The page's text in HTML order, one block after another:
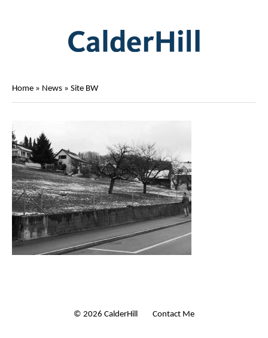
Home » News » Site BW
© 2026 CalderHill Ltd | Contact Me